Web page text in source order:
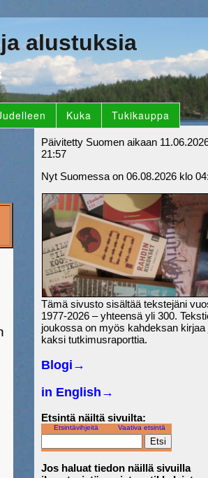
alustuksia
Kuka Tukikauppa
Päivitetty Suomen aikaan
21:57
Nyt Suomessa on 06.08.2026 klo
Tämä sivusto sisältää tekstejäni
1977-2026 – yhteensä yli 300.
joukossa on myös kahdeksan kirjaa
kaksi tutkimusraporttia.
Blogi→
in English →
Etsintä näiltä sivuilta:
Etsintävihjeitä Vaativa etsintä
Jos haluat tiedon näillä sivuilla